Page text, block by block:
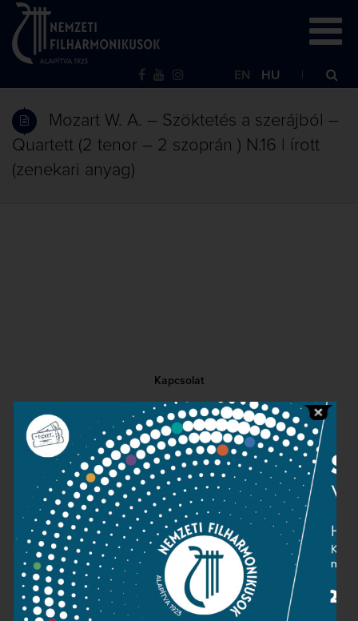
EN HU
Mozart W. A. – Szöktetés a szerájból –
Quartett (2 tenor – 2 szoprán ) N.16 | írott
(zenekari anyag)
Kapcsolat
Közérdekű adatok
Sajtószoba
Adatvédelem
Impresszum
NEMZETI